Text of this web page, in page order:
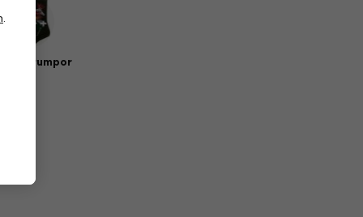
.
strumpor